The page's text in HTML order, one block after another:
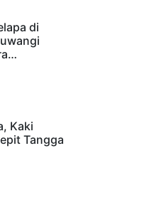
di
Kaki
Tangga